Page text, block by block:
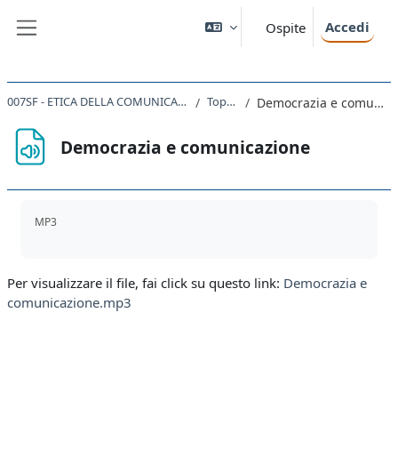
Ospite Accedi
007SF - ETICA DELLA COMUNICAZIONE 2019 Topic 53 Democrazia e comunicazione
Democrazia e comunicazione
MP3
Per visualizzare il file, fai click su questo link: Democrazia e
comunicazione.mp3